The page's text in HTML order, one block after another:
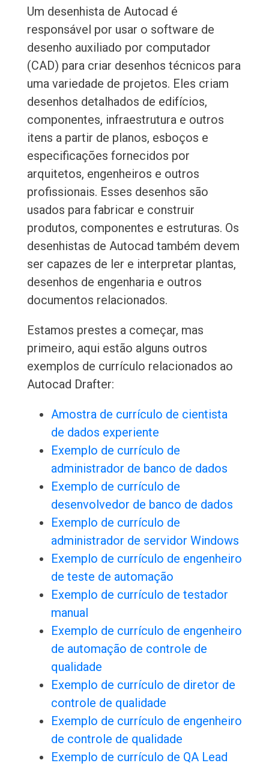
Um desenhista de Autocad é
responsável por usar o software de
desenho auxiliado por computador
(CAD) para criar desenhos técnicos para
uma variedade de projetos. Eles criam
desenhos detalhados de edifícios,
componentes, infraestrutura e outros
itens a partir de planos, esboços e
especificações fornecidos por
arquitetos, engenheiros e outros
profissionais. Esses desenhos são
usados para fabricar e construir
produtos, componentes e estruturas. Os
desenhistas de Autocad também devem
ser capazes de ler e interpretar plantas,
desenhos de engenharia e outros
documentos relacionados.
Estamos prestes a começar, mas
primeiro, aqui estão alguns outros
exemplos de currículo relacionados ao
Autocad Drafter:
Amostra de currículo de cientista
de dados experiente
Exemplo de currículo de
administrador de banco de dados
Exemplo de currículo de
desenvolvedor de banco de dados
Exemplo de currículo de
administrador de servidor Windows
Exemplo de currículo de engenheiro
de teste de automação
Exemplo de currículo de testador
manual
Exemplo de currículo de engenheiro
de automação de controle de
qualidade
Exemplo de currículo de diretor de
controle de qualidade
Exemplo de currículo de engenheiro
de controle de qualidade
Exemplo de currículo de QA Lead